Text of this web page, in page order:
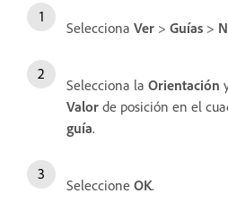
Selecciona Ver > Guías >
Selecciona la Orientación
Valor de posición en el
guía.
Seleccione OK.